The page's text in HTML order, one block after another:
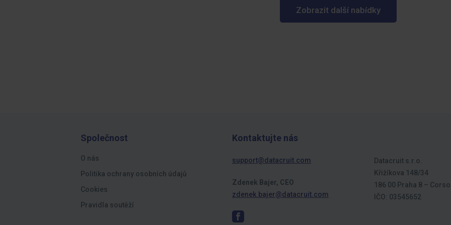
Zobrazit další nabídky
Společnost
O nás
Politika ochrany osobních údajů
Cookies
Pravidla soutěží
Kontaktujte nás
support@datacruit.com
Zdenek Bajer, CEO
zdenek.bajer@datacruit.com
Datacruit s.r.o.
Křižíkova 148/34
186 00 Praha 8 –
IČO: 03545652